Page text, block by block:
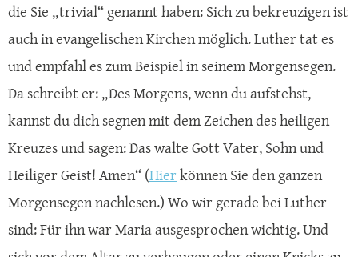
die Sie „trivial“ genannt haben: Sich zu bekreuzigen ist
auch in evangelischen Kirchen möglich. Luther tat es
und empfahl es zum Beispiel in seinem Morgensegen.
Da schreibt er: „Des Morgens, wenn du aufstehst,
kannst du dich segnen mit dem Zeichen des heiligen
Kreuzes und sagen: Das walte Gott Vater, Sohn und
Heiliger Geist! Amen“ (Hierkönnen Sie den ganzen
Morgensegen nachlesen.) Wo wir gerade bei Luther
sind: Für ihn war Maria ausgesprochen wichtig. Und